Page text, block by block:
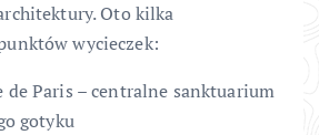
Oto kilka
wycieczek:
de Paris – centralne sanktuarium
gotyku